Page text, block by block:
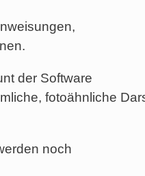
der Software
fotoähnliche
noch